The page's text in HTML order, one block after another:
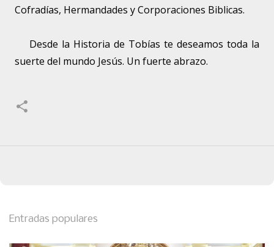
Cofradías, Hermandades y Corporaciones Biblicas.
Desde la Historia de Tobías te deseamos toda la
suerte del mundo Jesús. Un fuerte abrazo.
Entradas populares